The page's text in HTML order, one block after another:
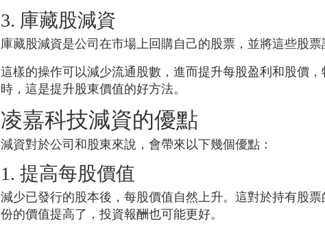
3. 庫藏股減資
庫藏股減資是公司在市場上回購自己的股票，並將這些股票
這樣的操作可以減少流通股數，進而提升每股盈利和股價
時，這是提升股東價值的好方法。
凌嘉科技減資的優點
減資對於公司和股東來說，會帶來以下幾個優點：
1. 提高每股價值
減少已發行的股本後，每股價值自然上升。這對於持有股
份的價值提高了，投資報酬也可能更好。